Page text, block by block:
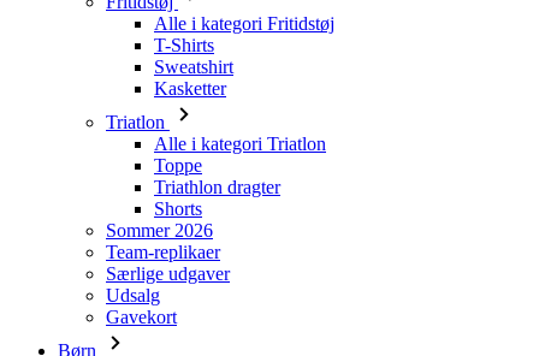
Triatlon
Alle i kategori Triatlon
Toppe
Triathlon dragter
Shorts
Sommer 2026
Team-replikaer
Særlige udgaver
Udsalg
Gavekort
Børn
Alle i kategori Børn
Cykling
Alle i kategori Cykling